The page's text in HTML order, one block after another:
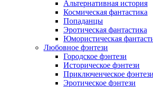
Альтернативная история
Космическая фантастика
Попаданцы
Эротическая фантастика
Юмористическая
Любовное фэнтези
Городское фэнтези
Историческое фэнтези
Приключенческое фэнтези
Эротическое фэнтези